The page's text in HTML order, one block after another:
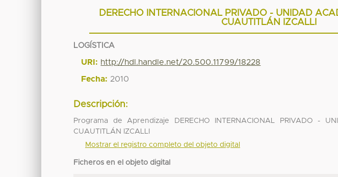
DERECHO INTERNACIONAL PRIVADO - UNIDAD
CUAUTITLÁN IZCALLI
LOGÍSTICA
URI: http://hdl.handle.net/20.500.11799/18228
Fecha: 2010
Descripción:
Programa de Aprendizaje DERECHO INTERNACIONAL PRIVADO -
CUAUTITLÁN IZCALLI
Mostrar el registro completo del objeto digital
Ficheros en el objeto digital